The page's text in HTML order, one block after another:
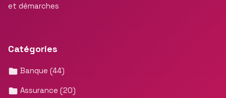
et démarches
Catégories
Banque (44)
Assurance (20)